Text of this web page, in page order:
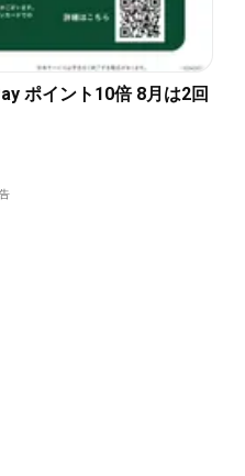
ポイント10倍 8月は2回